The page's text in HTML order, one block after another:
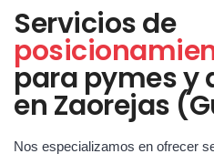
Servicios de
para pymes y
en Zaorejas
Nos especializamos en ofrecer